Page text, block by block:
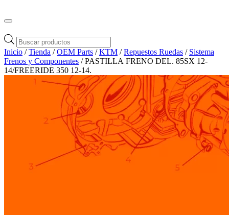
Búsqueda
de
productos
Inicio /Tienda /OEM Parts /KTM /Repuestos Ruedas / Sistema
Frenos y Componentes / PASTILLA FRENO DEL. 85SX 12-
14/FREERIDE 350 12-14.